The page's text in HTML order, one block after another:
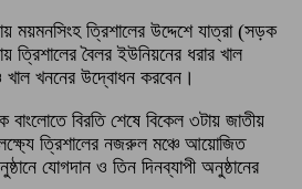
ময়মনসিংহ ত্রিশালের উদ্দেশে যাত্রা (সড়ক
বৈলর ইউনিয়নের ধরার খাল
খাল খননের উদ্বোধন করবেন।
বিরতি শেষে বিকেল ৩টায় জাতীয়
ত্রিশালের নজরুল মঞ্চে আয়োজিত
যোগদান ও তিন দিনব্যাপী অনুষ্ঠানের